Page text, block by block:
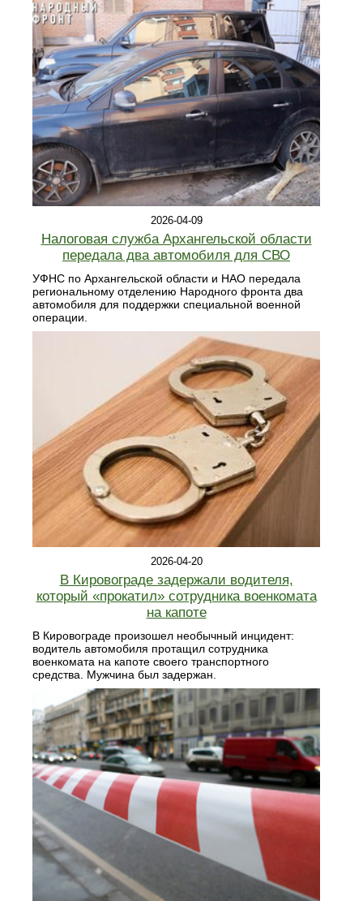
2026-04-09
Налоговая служба Архангельской области
передала два автомобиля для СВО
УФНС по Архангельской области и НАО передала
региональному отделению Народного фронта два
автомобиля для поддержки специальной военной
операции.
2026-04-20
В Кировограде задержали водителя,
который «прокатил» сотрудника военкомата
на капоте
В Кировограде произошел необычный инцидент:
водитель автомобиля протащил сотрудника
военкомата на капоте своего транспортного
средства. Мужчина был задержан.